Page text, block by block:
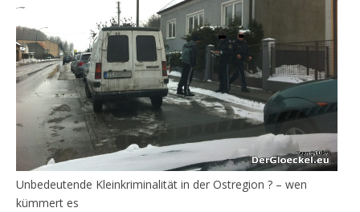
Unbedeutende Kleinkriminalität in der Ostregion ? – wen
kümmert es